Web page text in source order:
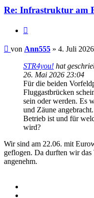
Re: Infrastruktur am
Beitrag
von Ann555 » 4. Juli
STR4you! hat
26. Mai 2026 23:04
Für die beiden
Fluggastbrücken
sein oder werden. Es
und Zäune
Betrieb ist und für
wird?
Wir sind am 22.06. mit
geflogen. Da durften wir
angenehm.